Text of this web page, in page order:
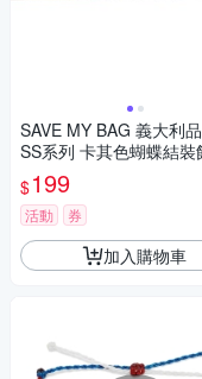
SAVE MY BAG 義大利
SS系列 卡其色蝴蝶結裝
$199
活動 券
加入購物車